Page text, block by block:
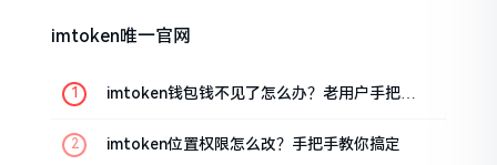
imtoken唯一官网
imtoken钱包钱不见了怎么办？老用户手把手
imtoken位置权限怎么改？手把手教你搞定